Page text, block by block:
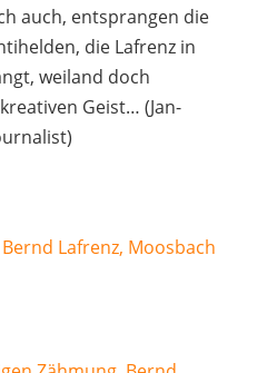
auch, entsprangen die
die Lafrenz in
weiland doch
Geist… (Jan-
Lafrenz, Moosbach